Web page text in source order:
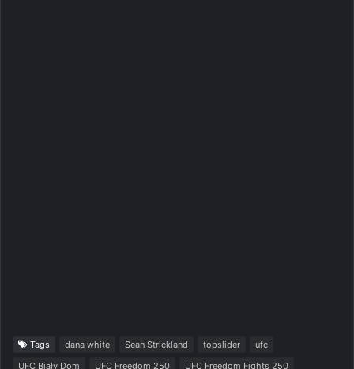
Tags dana white Sean Strickland topslider
ufc
UFC Biały Dom
UFC Freedom 250
UFC Freedom Fights 250